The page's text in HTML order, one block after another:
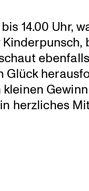
14.00 Uhr,
Glück
herzli­ches